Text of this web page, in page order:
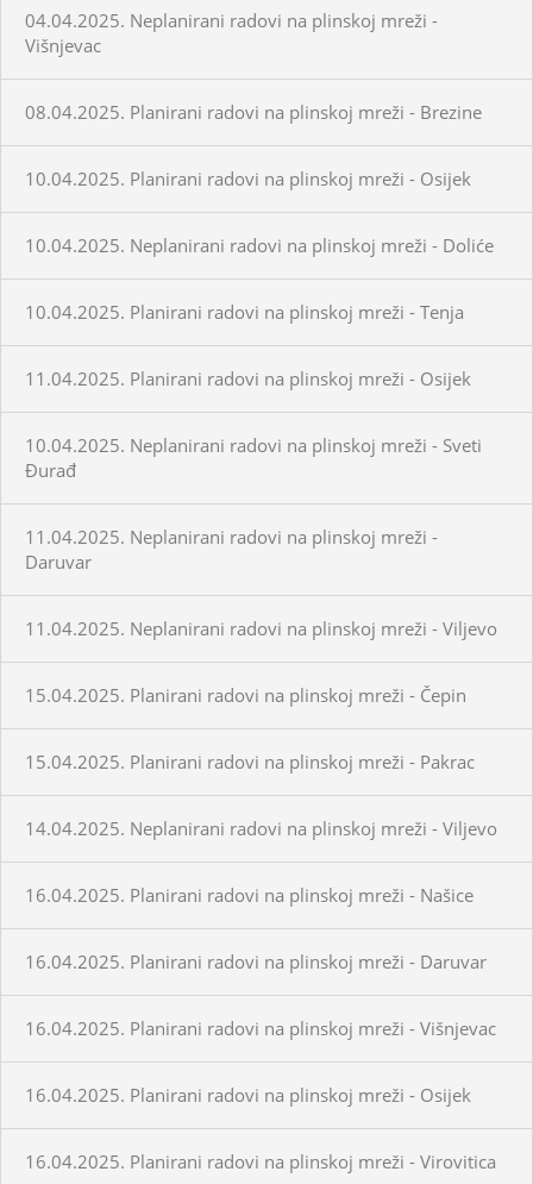
04.04.2025. Neplanirani radovi na plinskoj mreži -
Višnjevac
08.04.2025. Planirani radovi na plinskoj mreži - Brezine
10.04.2025. Planirani radovi na plinskoj mreži - Osijek
10.04.2025. Neplanirani radovi na plinskoj mreži - Doliće
10.04.2025. Planirani radovi na plinskoj mreži - Tenja
11.04.2025. Planirani radovi na plinskoj mreži - Osijek
10.04.2025. Neplanirani radovi na plinskoj mreži - Sveti
Đurađ
11.04.2025. Neplanirani radovi na plinskoj mreži -
Daruvar
11.04.2025. Neplanirani radovi na plinskoj mreži - Viljevo
15.04.2025. Planirani radovi na plinskoj mreži - Čepin
15.04.2025. Planirani radovi na plinskoj mreži - Pakrac
14.04.2025. Neplanirani radovi na plinskoj mreži - Viljevo
16.04.2025. Planirani radovi na plinskoj mreži - Našice
16.04.2025. Planirani radovi na plinskoj mreži - Daruvar
16.04.2025. Planirani radovi na plinskoj mreži - Višnjevac
16.04.2025. Planirani radovi na plinskoj mreži - Osijek
16.04.2025. Planirani radovi na plinskoj mreži - Virovitica